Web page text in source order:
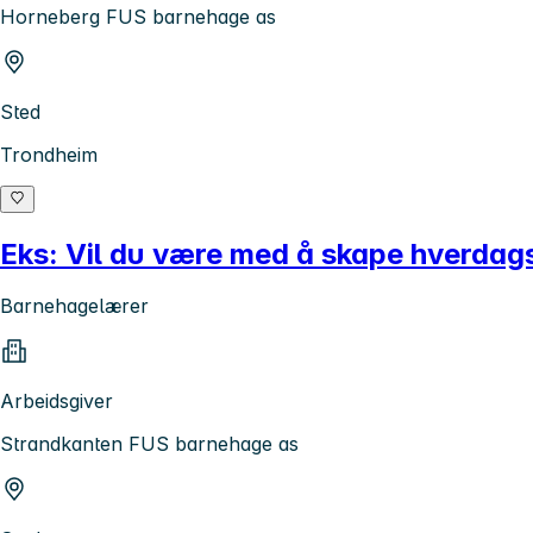
Horneberg FUS barnehage as
Sted
Trondheim
Eks: Vil du være med å skape
Barnehagelærer
Arbeidsgiver
Strandkanten FUS barnehage as